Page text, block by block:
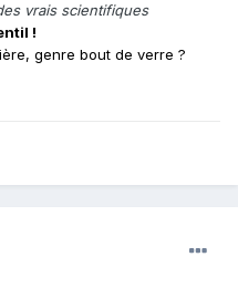
vrais scientifiques
!
genre bout de verre ?